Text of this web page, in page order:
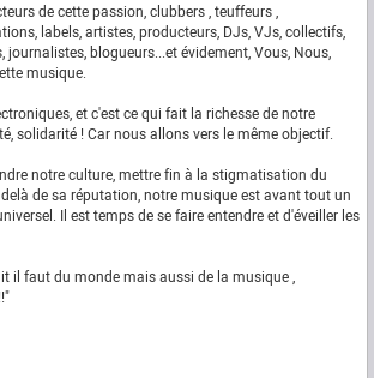
de cette passion, clubbers , teuffeurs ,
labels, artistes, producteurs, DJs, VJs, collectifs,
journalistes, blogueurs...et évidement, Vous, Nous,
musique.
et c'est ce qui fait la richesse de notre
solidarité ! Car nous allons vers le même objectif.
notre culture, mettre fin à la stigmatisation du
de sa réputation, notre musique est avant tout un
Il est temps de se faire entendre et d'éveiller les
il faut du monde mais aussi de la musique ,